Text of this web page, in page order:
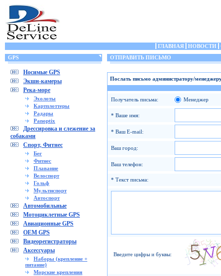
ГЛАВНАЯ НОВОСТИ
GPS
Носимые GPS
Экшн-камеры
Река-море
Эхолоты
Картплоттеры
Радары
Panoptix
Дрессировка и слежение за
собаками
Спорт, Фитнес
Бег
Фитнес
Плавание
Велоспорт
Гольф
Мультиспорт
Автоспорт
Автомобильные
Мотоциклетные GPS
Авиационные GPS
OEM GPS
Видеорегистраторы
Аксессуары
Наборы (крепление +
питание)
Морские крепления
ОТПРАВИТЬ ПИСЬМО
Послать письмо администратору/
Получатель письма: Менеджер
* Ваше имя:
* Ваш E-mail:
Ваш город:
Ваш телефон:
* Текст письма:
Введите цифры и буквы: